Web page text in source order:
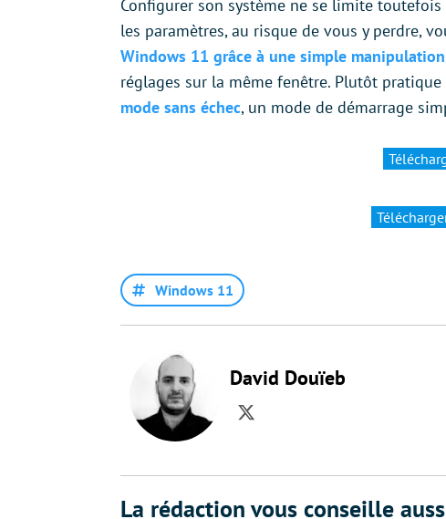
Configurer son système ne se limite toutefois
les paramètres, au risque de vous y perdre,
Windows 11 grâce à une simple manipulation
réglages sur la même fenêtre. Plutôt
mode sans échec, un mode de démarrage
Windows 11
David Douïeb
Twitter
La rédaction vous conseille